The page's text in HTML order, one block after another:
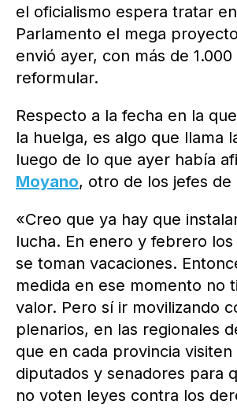
el oficialismo espera tratar
Parlamento el mega
envió ayer, con más de
reformular.
Respecto a la fecha en la
la huelga, es algo que llama
luego de lo que ayer había
Moyano, otro de los jefes de
«Creo que ya hay que
lucha. En enero y febrero
se toman vacaciones.
medida en ese momento no
valor. Pero sí ir movilizando
plenarios, en las regionales
que en cada provincia visiten
diputados y senadores para
no voten leyes contra los